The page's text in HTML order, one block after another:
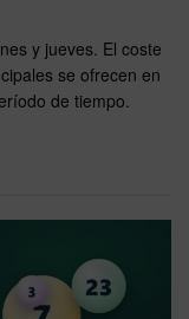
y jueves. El coste
se ofrecen en
de tiempo.